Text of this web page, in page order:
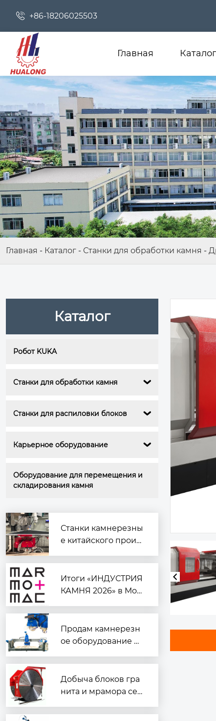
 +86-18206025503
Главная Каталог
Главная - Каталог - Станки для обработки камня -
Каталог
Робот KUKA
Станки для обработки камня 
Станки для распиловки блоков 
Карьерное оборудование 
Оборудование для перемещения и
складирования камня
Станки камнерезны
е китайского произ
Итоги «ИНДУСТРИЯ
КАМНЯ 2026» в Мос
изацию и подготовк
а к Marmomac в Вер
оне
Продам камнерезн
ое оборудование —
к работе
Добыча блоков гра
нита и мрамора сер